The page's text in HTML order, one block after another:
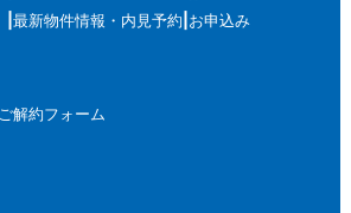
最新物件情報・内見予約 お申込み
ご解約フォーム